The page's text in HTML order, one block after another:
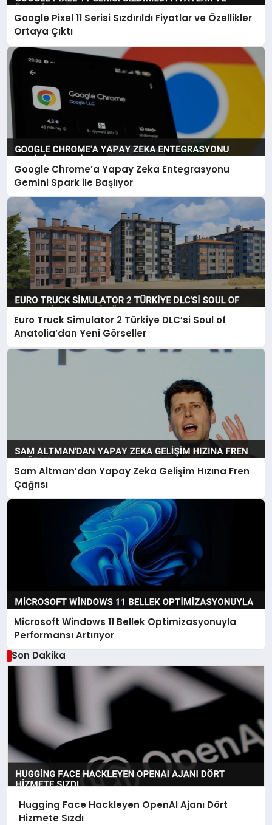
Google Pixel 11 Serisi Sızdırıldı Fiyatlar ve Özellikler
Ortaya Çıktı
Google Chrome’a Yapay Zeka Entegrasyonu
Gemini Spark ile Başlıyor
Euro Truck Simulator 2 Türkiye DLC’si Soul of
Anatolia’dan Yeni Görseller
Sam Altman’dan Yapay Zeka Gelişim Hızına Fren
Çağrısı
Microsoft Windows 11 Bellek Optimizasyonuyla
Performansı Artırıyor
Son Dakika
Hugging Face Hackleyen OpenAI Ajanı Dört
Hizmete Sızdı